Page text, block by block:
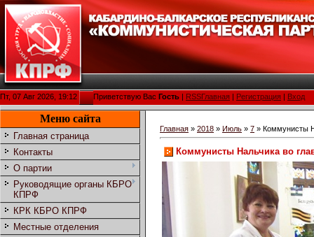
Пт, 07 Авг 2026, 19:12 Приветствую Вас Гость RSSГлавная Регистрация Вход
Меню сайта
Главная страница
Контакты
О партии
Руководящие органы КБРО
КПРФ
КРК КБРО КПРФ
Местные отделения
Главная » 2018 » Июль » 7 » Коммунисты
Коммунисты Нальчика во